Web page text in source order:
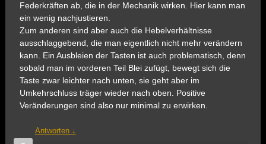
Federkräften ab, die in der Mechanik wirken. Hier kann man
ein wenig nachjustieren.
Zum anderen sind aber auch die Hebelverhältnisse
ausschlaggebend, die man eigentlich nicht mehr verändern
kann. Ein Ausbleien der Tasten ist auch problematisch, denn
sobald man im vorderen Teil Blei zufügt, bewegt sich die
Taste zwar leichter nach unten, sie geht aber im
Umkehrschluss träger wieder nach oben. Positive
Veränderungen sind also nur minimal zu erwirken.
Antworten ↓